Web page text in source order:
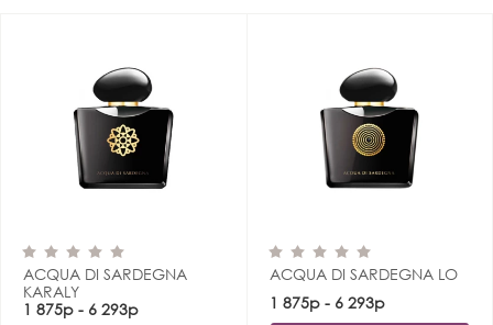
ACQUA DI SARDEGNA
KARALY
1 875р - 6 293р
ACQUA DI SARDEGNA LO
1 875р - 6 293р